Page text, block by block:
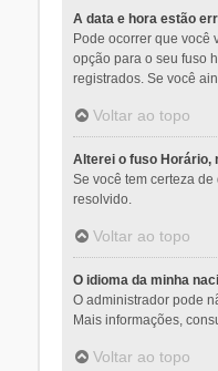
A data e hora estão
Pode ocorrer que você
opção para o seu fuso
registrados. Se você
Voltar ao topo
Alterei o fuso Horário,
Se você tem certeza
resolvido.
Voltar ao topo
O idioma da minha
O administrador pode
Mais informações,
Voltar ao topo